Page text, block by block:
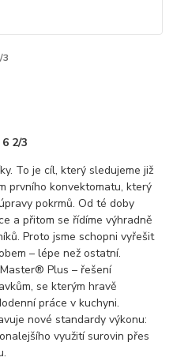
3
2/3
To je cíl, který sledujeme již
prvního konvektomatu, který
pokrmů. Od té doby
a přitom se řídíme výhradně
Proto jsme schopni vyřešit
– lépe než ostatní.
Plus – řešení
se kterým hravě
práce v kuchyni.
nové standardy výkonu:
využití surovin přes